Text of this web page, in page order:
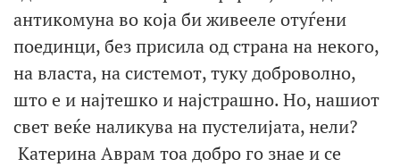
антикомуна во која би живееле отуѓени
поединци, без присила од страна на некого,
на власта, на системот, туку доброволно,
што е и најтешко и најстрашно. Но, нашиот
свет веќе наликува на пустелијата, нели?
Катерина Аврам тоа добро го знае и се